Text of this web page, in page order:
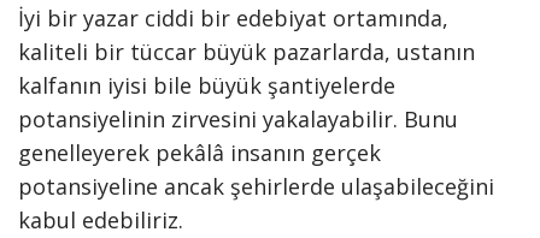
İyi bir yazar ciddi bir edebiyat ortamında,
kaliteli bir tüccar büyük pazarlarda, ustanın
kalfanın iyisi bile büyük şantiyelerde
potansiyelinin zirvesini yakalayabilir. Bunu
genelleyerek pekâlâ insanın gerçek
potansiyeline ancak şehirlerde ulaşabileceğini
kabul edebiliriz.